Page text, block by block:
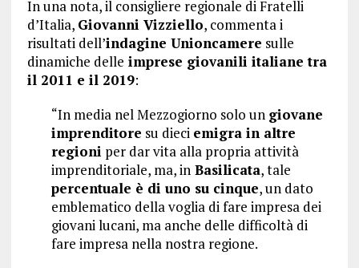
In una nota, il consigliere regionale di Fratelli
d’Italia, Giovanni Vizziello, commenta i
risultati dell’indagine Unioncamere sulle
dinamiche delle imprese giovanili italiane tra
il 2011 e il 2019:
“In media nel Mezzogiorno solo un giovane
imprenditore su dieci emigra in altre
regioni per dar vita alla propria attività
imprenditoriale, ma, inBasilicata, tale
percentuale è di uno su cinque, un dato
emblematico della voglia di fare impresa dei
giovani lucani, ma anche delle difficoltà di
fare impresa nella nostra regione.